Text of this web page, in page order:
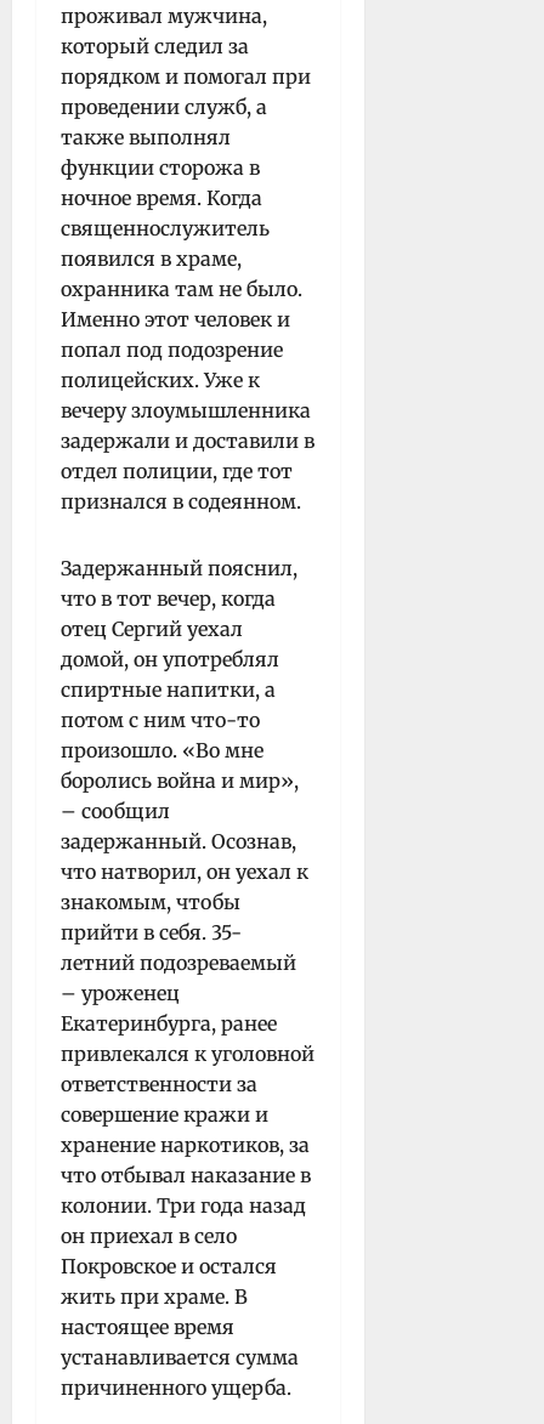
проживал мужчина,
который следил за
порядком и помогал при
проведении служб, а
также выполнял
функции сторожа в
ночное время. Когда
священнослужитель
появился в храме,
охранника там не было.
Именно этот человек и
попал под подозрение
полицейских. Уже к
вечеру злоумышленника
задержали и доставили в
отдел полиции, где тот
признался в содеянном.
Задержанный пояснил,
что в тот вечер, когда
отец Сергий уехал
домой, он употреблял
спиртные напитки, а
потом с ним что-то
произошло. «Во мне
боролись война и мир»,
– сообщил
задержанный. Осознав,
что натворил, он уехал к
знакомым, чтобы
прийти в себя. 35-
летний подозреваемый
– уроженец
Екатеринбурга, ранее
привлекался к уголовной
ответственности за
совершение кражи и
хранение наркотиков, за
что отбывал наказание в
колонии. Три года назад
он приехал в село
Покровское и остался
жить при храме. В
настоящее время
устанавливается сумма
причиненного ущерба.